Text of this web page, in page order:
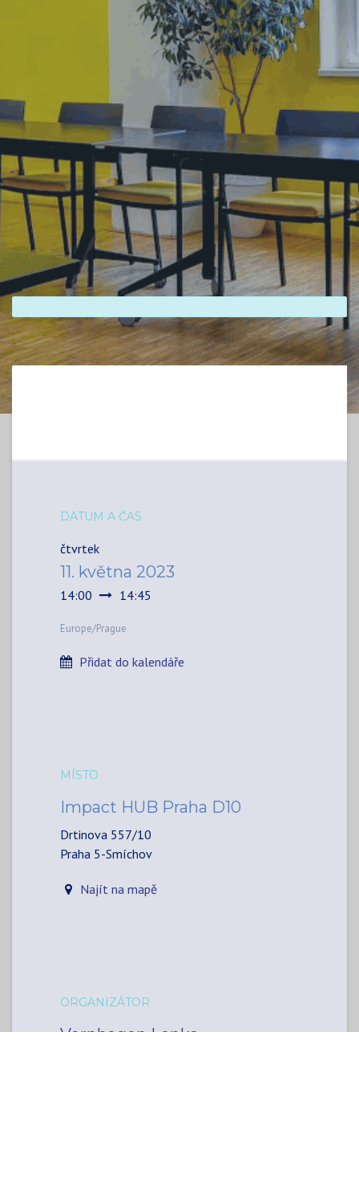
DATUM A ČAS
čtvrtek
11. května 2023
14:00 14:45
Europe/Prague
Přidat do kalendáře
MÍSTO
Impact HUB Praha D10
Drtinova 557/10
Praha 5-Smíchov
Najít na mapě
ORGANIZÁTOR
Vornhagen Lenka